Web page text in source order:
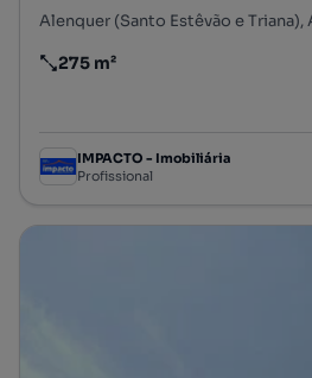
Alenquer (Santo Estêvão e Triana),
Preço por metro quadrado
275 m²
IMPACTO - Imobiliária
Profissional